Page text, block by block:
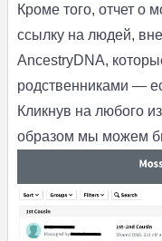
Кроме того, отчет о
ссылку на людей,
AncestryDNA,
родственниками —
Кликнув на любого
образом мы можем